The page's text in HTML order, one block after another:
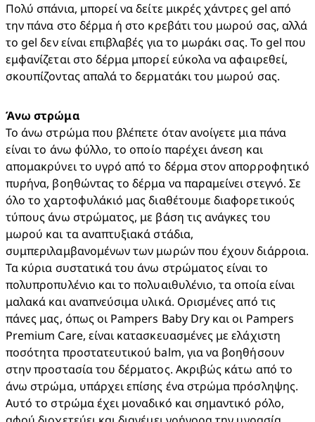
Πολύ σπάνια, μπορεί να δείτε μικρές χάντρες gel από
την πάνα στο δέρμα ή στο κρεβάτι του μωρού σας, αλλά
το gel δεν είναι επιβλαβές για το μωράκι σας. Το gel που
εμφανίζεται στο δέρμα μπορεί εύκολα να αφαιρεθεί,
σκουπίζοντας απαλά το δερματάκι του μωρού σας.
Άνω στρώμα
Το άνω στρώμα που βλέπετε όταν ανοίγετε μια πάνα
είναι το άνω φύλλο, το οποίο παρέχει άνεση και
απομακρύνει το υγρό από το δέρμα στον απορροφητικό
πυρήνα, βοηθώντας το δέρμα να παραμείνει στεγνό. Σε
όλο το χαρτοφυλάκιό μας διαθέτουμε διαφορετικούς
τύπους άνω στρώματος, με βάση τις ανάγκες του
μωρού και τα αναπτυξιακά στάδια,
συμπεριλαμβανομένων των μωρών που έχουν διάρροια.
Τα κύρια συστατικά του άνω στρώματος είναι το
πολυπροπυλένιο και το πολυαιθυλένιο, τα οποία είναι
μαλακά και αναπνεύσιμα υλικά. Ορισμένες από τις
πάνες μας, όπως οι Pampers Baby Dry και οι Pampers
Premium Care, είναι κατασκευασμένες με ελάχιστη
ποσότητα προστατευτικού balm, για να βοηθήσουν
στην προστασία του δέρματος. Ακριβώς κάτω από το
άνω στρώμα, υπάρχει επίσης ένα στρώμα πρόσληψης.
Αυτό το στρώμα έχει μοναδικό και σημαντικό ρόλο,